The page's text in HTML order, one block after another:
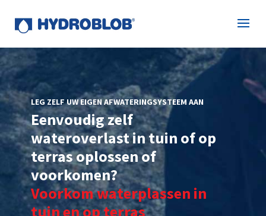
LEG ZELF UW EIGEN AFWATERINGSYSTEEM AAN
Eenvoudig zelf
wateroverlast in tuin of op
terras oplossen of
voorkomen?
Terrasafwatering zonder
leidingwerk